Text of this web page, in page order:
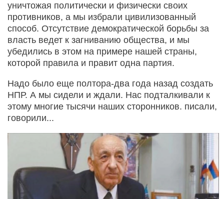
уничтожая политически и физически своих
противников, а мы избрали цивилизованный
способ. Отсутствие демократической борьбы за
власть ведет к загниванию общества, и мы
убедились в этом на примере нашей страны,
которой правила и правит одна партия.
Надо было еще полтора-два года назад создать
НПР. А мы сидели и ждали. Нас подталкивали к
этому многие тысячи наших сторонников. писали,
говорили...